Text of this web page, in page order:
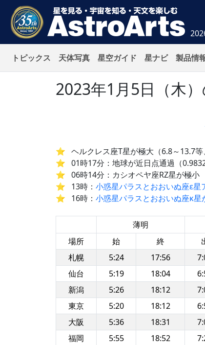
トピックス 天体写真 星空ガイド 星ナビ 製品情
2023年1月5日（木
ヘルクレス座T星が極大（6.8～13.7等
01時17分：地球が近日点通過（
06時14分：カシオペヤ座RZ星が極小
13時： 小惑星パラスとおおいぬ座ε星
16時： 小惑星パラスとおおいぬ座κ星
薄明
場所
始 終
札幌
5:24 17:56
仙台
5:19 18:04
新潟
5:26 18:12
東京
5:20 18:12
大阪
5:36 18:31
福岡
5:55 18:52